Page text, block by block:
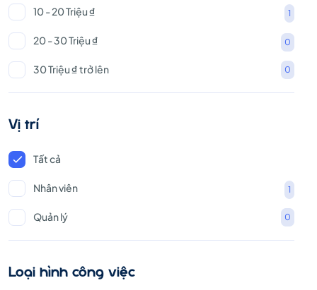
10 - 20 Triệu ₫ 1
20 - 30 Triệu ₫ 0
30 Triệu ₫ trở lên 0
Vị trí
Tất cả
Nhân viên 1
Quản lý 0
Loại hình công việc